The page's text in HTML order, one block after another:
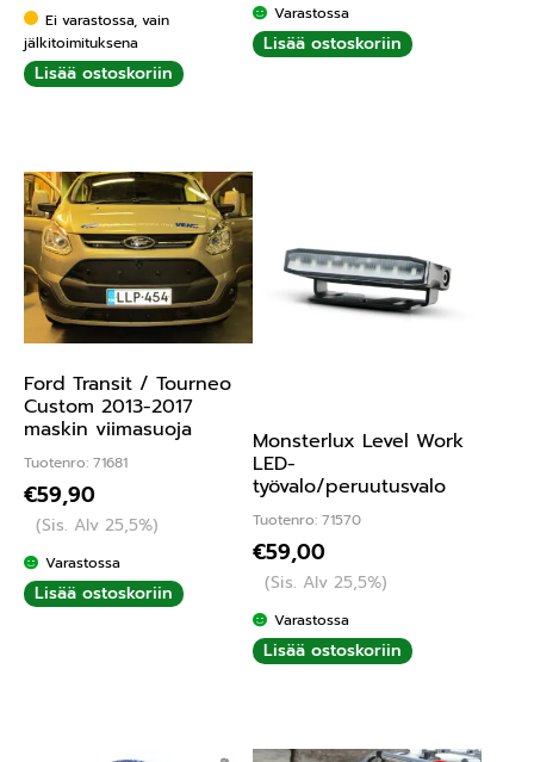
Ei varastossa, vain
jälkitoimituksena
Lisää ostoskoriin
Varastossa
Lisää ostoskoriin
Ford Transit / Tourneo
Custom 2013-2017
maskin viimasuoja
Tuotenro: 71681
€59,90
(Sis. Alv 25,5%)
Varastossa
Lisää ostoskoriin
Monsterlux Level Work
LED-
työvalo/peruutusvalo
Tuotenro: 71570
€59,00
(Sis. Alv 25,5%)
Varastossa
Lisää ostoskoriin